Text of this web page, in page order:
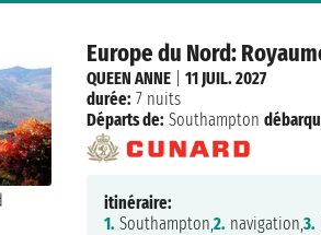
Europe du Nord:
QUEEN ANNE |11 JUIL. 2027
durée: 7 nuits
Départs de: Southampton
itinéraire:
1. Southampton,2. navigation,3.